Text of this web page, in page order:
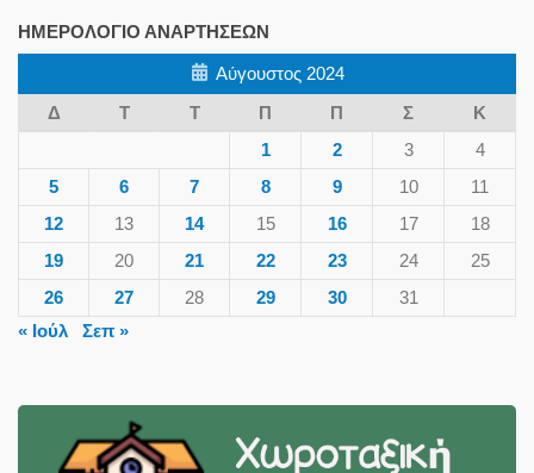
ΗΜΕΡΟΛΌΓΙΟ ΑΝΑΡΤΉΣΕΩΝ
Αύγουστος 2024
Δ
Τ Τ Π Π Σ
Κ
1
2 3
4
5
6 7 8 9 10
11
12
13 14 15 16 17
18
19
20 21 22 23 24
25
26
27 28 29 30
31
« Ιούλ
Σεπ »